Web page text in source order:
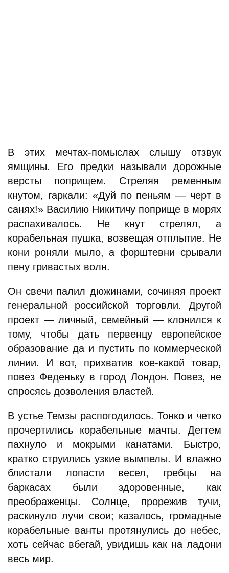
В этих мечтах-помыслах слышу отзвук
ямщины. Его предки называли дорожные
версты поприщем. Стреляя ременным
кнутом, гаркали: «Дуй по пеньям — черт в
санях!» Василию Никитичу поприще в морях
распахивалось. Не кнут стрелял, а
корабельная пушка, возвещая отплытие. Не
кони роняли мыло, а форштевни срывали
пену гривастых волн.
Он свечи палил дюжинами, сочиняя проект
генеральной российской торговли. Другой
проект — личный, семейный — клонился к
тому, чтобы дать первенцу европейское
образование да и пустить по коммерческой
линии. И вот, прихватив кое-какой товар,
повез Феденьку в город Лондон. Повез, не
спросясь дозволения властей.
В устье Темзы распогодилось. Тонко и четко
прочертились корабельные мачты. Дегтем
пахнуло и мокрыми канатами. Быстро,
кратко струились узкие вымпелы. И влажно
блистали лопасти весел, гребцы на
баркасах были здоровенные, как
преображенцы. Солнце, прорежив тучи,
раскинуло лучи свои; казалось, громадные
корабельные ванты протянулись до небес,
хоть сейчас вбегай, увидишь как на ладони
весь мир.